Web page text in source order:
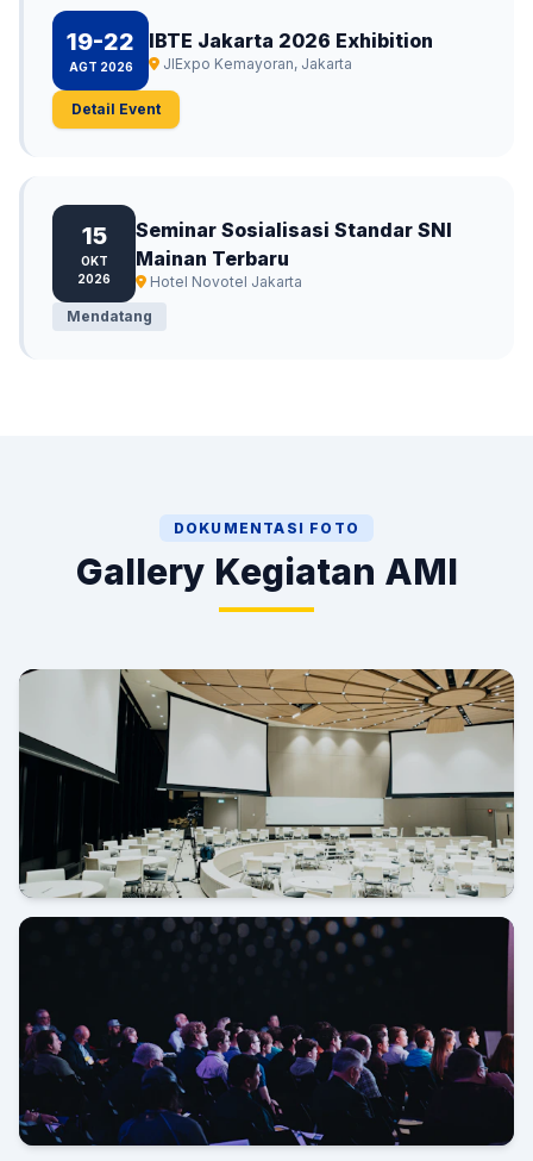
19-22
AGT 2026
IBTE Jakarta 2026 Exhibition
JIExpo Kemayoran, Jakarta
Detail Event
15
OKT
2026
Seminar Sosialisasi Standar SNI
Mainan Terbaru
Hotel Novotel Jakarta
Mendatang
DOKUMENTASI FOTO
Gallery Kegiatan AMI
Grand Launching AMI di Novotel